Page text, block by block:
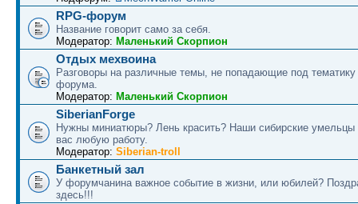
RPG-форум
Название говорит само за себя.
Модератор: Маленький Скорпион
Отдых мехвоина
Разговоры на различные темы, не попадающие под тематику
форума.
Модератор: Маленький Скорпион
SiberianForge
Нужны миниатюры? Лень красить? Наши сибирские умельцы
вас любую работу.
Модератор: Siberian-troll
Банкетный зал
У форумчанина важное событие в жизни, или юбилей?
здесь!!!